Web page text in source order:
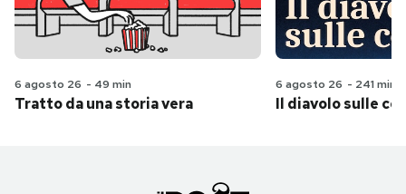
6 agosto 26 - 49 min
Tratto da una storia vera
6 agosto 26 - 241 min
Il diavolo sulle